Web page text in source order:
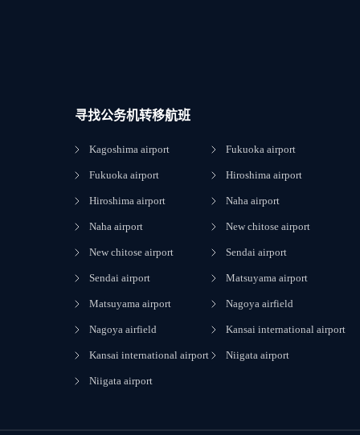
寻找公务机转移航班
Kagoshima airport
Fukuoka airport
Hiroshima airport
Naha airport
New chitose airport
Sendai airport
Matsuyama airport
Nagoya airfield
Kansai international airport
Niigata airport
Fukuoka airport
Hiroshima airport
Naha airport
New chitose airport
Sendai airport
Matsuyama airport
Nagoya airfield
Kansai international airport
Niigata airport